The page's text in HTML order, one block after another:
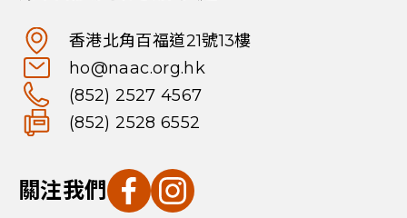
香港北角百福道21號13樓
ho@naac.org.hk
(852) 2527 4567
(852) 2528 6552
關注我們